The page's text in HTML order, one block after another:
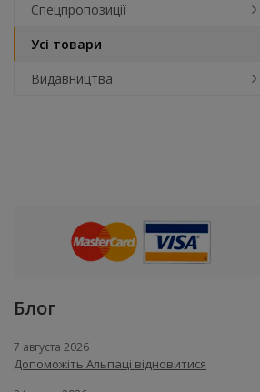
Спецпропозиції
Усі товари
Видавництва
Блог
7 августа 2026
Допоможіть Альпаці відновитися